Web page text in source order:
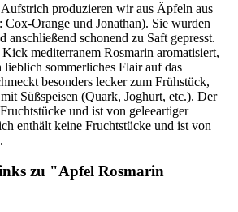
produzieren wir aus Äpfeln aus
Cox-Orange und Jonathan). Sie wurden
anschließend schonend zu Saft gepresst.
mediterranem Rosmarin aromatisiert,
lieblich sommerliches Flair auf das
besonders lecker zum Frühstück,
Süßspeisen (Quark, Joghurt, etc.). Der
und ist von geleeartiger
enthält keine Fruchtstücke und ist von
zu "Apfel Rosmarin